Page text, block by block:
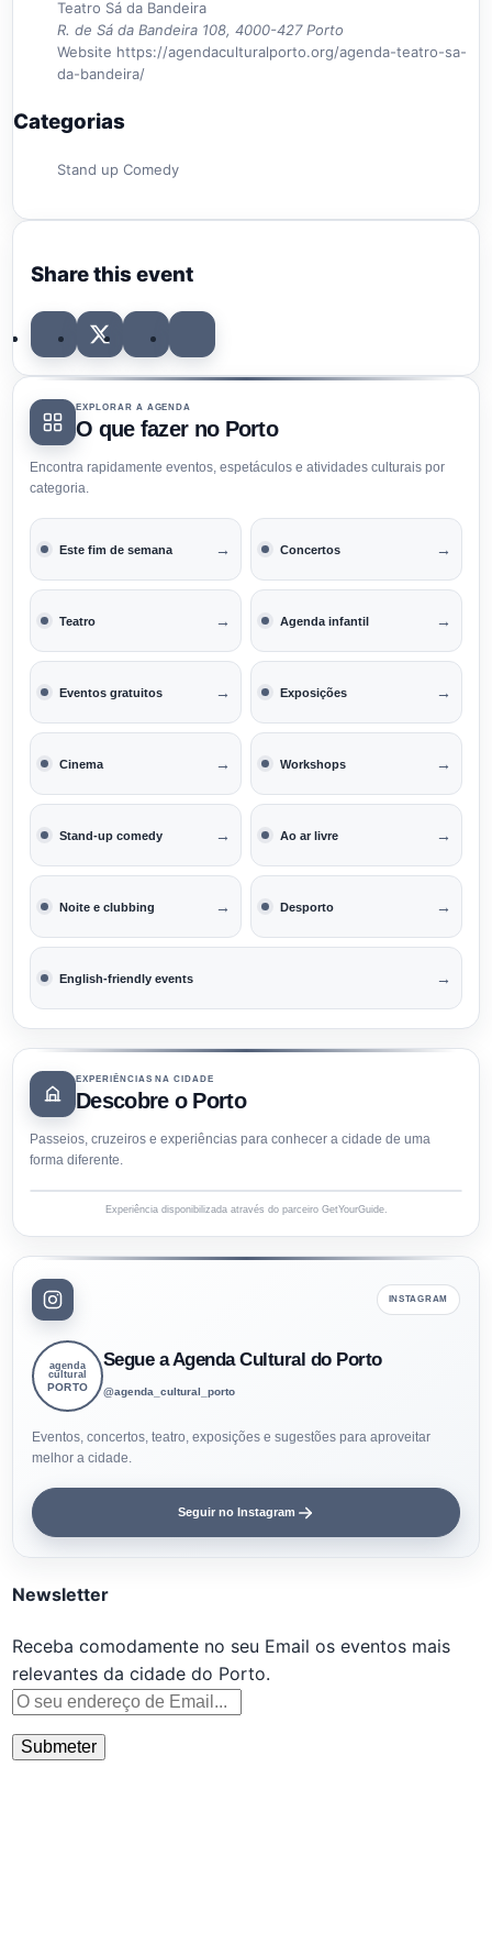
Teatro Sá da Bandeira
R. de Sá da Bandeira 108, 4000-427 Porto
Website https://agendaculturalporto.org/agenda-teatro-sa-
da-bandeira/
Categorias
Stand up Comedy
Share this event
EXPLORAR A AGENDA
O que fazer no Porto
Encontra rapidamente eventos, espetáculos e atividades culturais por
categoria.
Este fim de semana → Concertos →
Teatro → Agenda infantil →
Eventos gratuitos → Exposições →
Cinema → Workshops →
Stand-up comedy → Ao ar livre →
Noite e clubbing → Desporto →
English-friendly events →
EXPERIÊNCIAS NA CIDADE
Descobre o Porto
Passeios, cruzeiros e experiências para conhecer a cidade de uma
forma diferente.
Experiência disponibilizada através do parceiro GetYourGuide.
INSTAGRAM
agenda
cultural
PORTO
Segue a Agenda Cultural do Porto
@agenda_cultural_porto
Eventos, concertos, teatro, exposições e sugestões para aproveitar
melhor a cidade.
Seguir no Instagram
Newsletter
Receba comodamente no seu Email os eventos mais
relevantes da cidade do Porto.